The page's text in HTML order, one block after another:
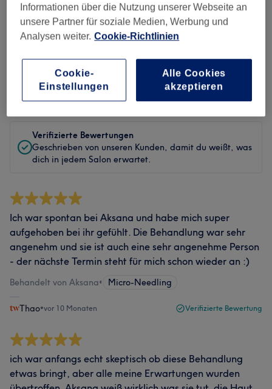
Bewertungen filtern
Behandlung Alle Bewertungen
Nach Sternen filtern
Verifizierte Bewertungen
Geschrieben von unseren Kunden, damit du weißt, was
dich in jedem Salon erwartet.
Ich war spontan bei Aksana und habe mich super
aufgehoben bei ihr gefühlt. Die Behandlung war sehr
angenehm und sie ist auch eine sehr angenehme Person
- der nächste Termin steht für mich schon wieder an :)
Behandelt von Aksana• Micro-Needling
Thao•vor 10 Monaten Verifizierte Bewertung
ich war anfangs echt skeptisch ob diese Behandlung
etwas bringt, aber alle meine Erwartungen wurden
Informationen über die Nutzung unserer Webseite an
unsere Partner für soziale Medien, Werbung und
Analysen weiter. Cookie-Richtlinien
Cookie-
Einstellungen
Alle Cookies
akzeptieren